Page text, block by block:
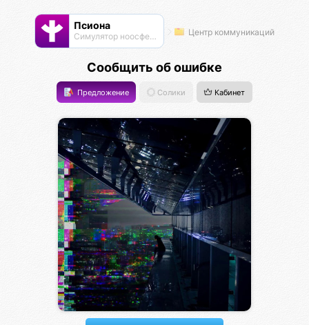
Псиона
Cимулятор ноосферы Центр коммуникаций
Сообщить об ошибке
Предложение Солики Кабинет